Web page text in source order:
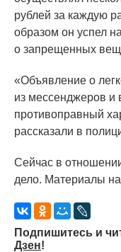
рублей за каждую
образом он успел
о запрещенных
«Объявление о
из мессенджеров и
противоправный
рассказали в
Сейчас в
дело. Материалы
Подпишитесь и
Дзен!